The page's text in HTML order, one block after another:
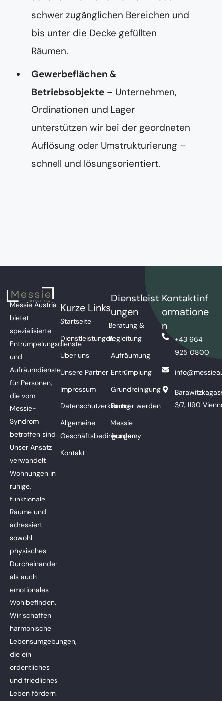
schwer zugänglichen Bereichen und
bis unter die Decke gefüllten
Räumen.
Gewerbeflächen &
Betriebsobjekte – Unternehmen,
Ordinationen und Lager
unterstützen wir bei der geordneten
Auflösung oder Umstrukturierung –
schnell und lösungsorientiert.
Messie Austria
bietet
spezialisierte
Entrümpelungsdienste
und
Aufräumdienste
für Personen,
die vom
Messie-
Syndrom
betroffen sind.
Unser Ansatz
verwandelt
Wohnungen in
ruhige,
funktionale
Räume und
adressiert
sowohl
physisches
Durcheinander
als auch
emotionales
Wohlbefinden.
Wir schaffen
harmonische
Lebensumgebungen,
die ein
ordentliches
und friedliches
Leben fördern.
Kurze Links
Startseite
Dienstleistungen
Über uns
Unsere Partner
Impressum
Datenschutzerklärung
Allgemeine
Geschäftsbedingungen
Kontakt
Dienstleist
ungen
Beratung &
Begleitung
Aufräumung
Entrümplung
Grundreinigung
Partner werden
Messie
Academy
Kontaktinf
ormatione
n
+43 664
925 0800
3/7, 1190